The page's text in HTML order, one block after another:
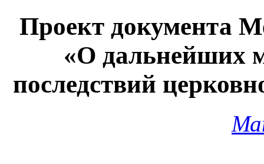
Проект документа
«О дальнейших
последствий